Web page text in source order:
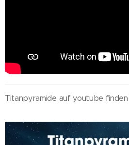
Titanpyramide auf youtube